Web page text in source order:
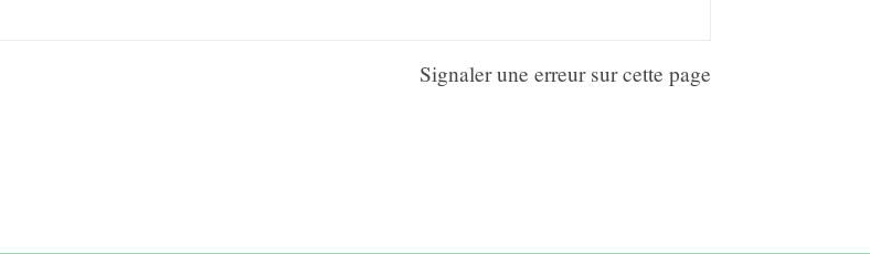
Signaler une erreur sur cette page